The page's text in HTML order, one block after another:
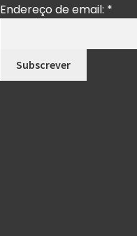
Endereço de email: *